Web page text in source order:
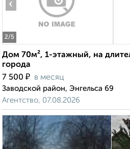
2/5
‹
Дом 70м², 1-этажный, на
города
7 500 ₽ в месяц
Заводской район, Энгельса 69
Агентство, 07.08.2026